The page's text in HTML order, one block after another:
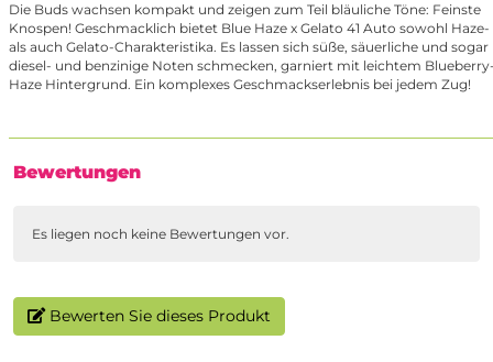
Die Buds wachsen kompakt und zeigen zum Teil bläuliche Töne: Feinste
Knospen! Geschmacklich bietet Blue Haze x Gelato 41 Auto sowohl Haze-
als auch Gelato-Charakteristika. Es lassen sich süße, säuerliche und sogar
diesel- und benzinige Noten schmecken, garniert mit leichtem
Haze Hintergrund. Ein komplexes Geschmackserlebnis bei jedem Zug!
Bewertungen
Es liegen noch keine Bewertungen vor.
Bewerten Sie dieses Produkt